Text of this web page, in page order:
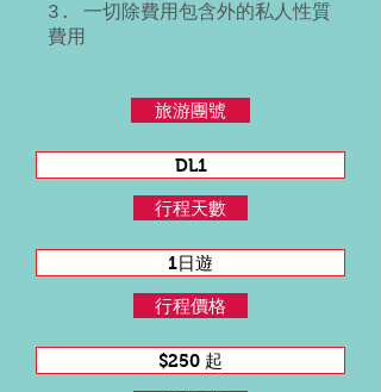
3. 一切除費用包含外的私人性質
費用
旅游團號
DL1
行程天數
1日遊
行程價格
$250 起